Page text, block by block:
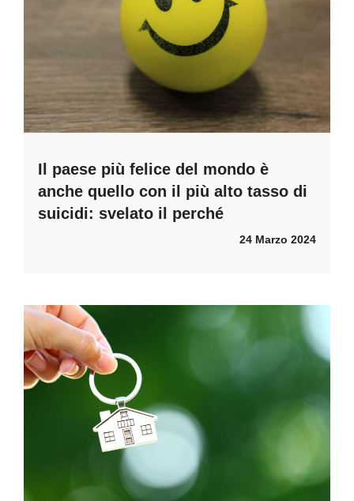
Il paese più felice del mondo è
anche quello con il più alto tasso di
suicidi: svelato il perché
24 Marzo 2024